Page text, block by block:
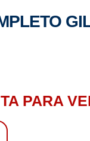
PARA